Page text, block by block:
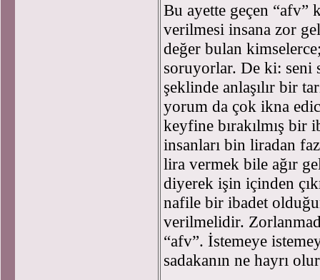
Bu ayette geçen “afv”
verilmesi insana zor
değer bulan
soruyorlar. De ki: seni
şeklinde anlaşılır bir
yorum da çok ikna
keyfine bırakılmış bir
insanları bin liradan
lira vermek bile ağır
diyerek işin içinden
nafile bir ibadet
verilmelidir.
“afv”. İstemeye
sadakanın ne hayrı